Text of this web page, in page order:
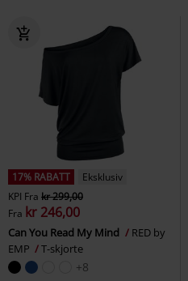
17% RABATT
Eksklusiv
KPI Fra kr 299,00
Fra kr 246,00
Can You Read My Mind
RED by
EMP
T-skjorte
+8